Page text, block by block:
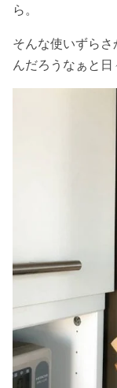
ら。
そんな使いずら
んだろうなぁと日